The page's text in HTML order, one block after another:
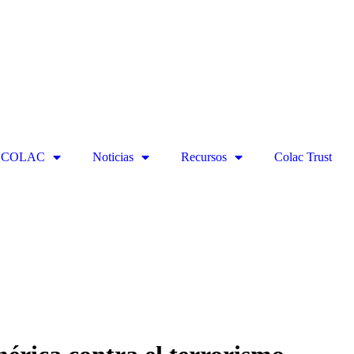
Noticias Recursos Colac Trust